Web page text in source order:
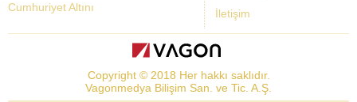
İletişim
Cumhuriyet Altını
Dolar Kuru
Copyright © 2018 Her hakkı saklıdır.
Vagonmedya Bilişim San. ve Tic. A.Ş.